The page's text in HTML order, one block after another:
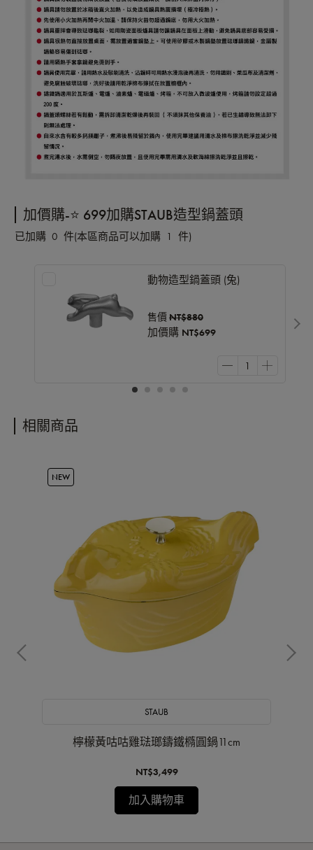
加價購-⭐️ 699加購STAUB造型鍋蓋頭
已加購 0 件(本區商品可以加購 1 件)
動物造型鍋蓋頭 (兔)
售價 NT$880
加價購 NT$699
相關商品
NEW
STAUB
檸檬黃咕咕雞琺瑯鑄鐵橢圓鍋11cm
NT$3,499
加入購物車